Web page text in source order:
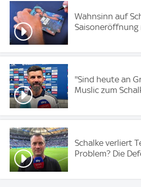
Wahnsinn auf
''Sind heute an
Muslic zum
Schalke verliert
Problem? Die